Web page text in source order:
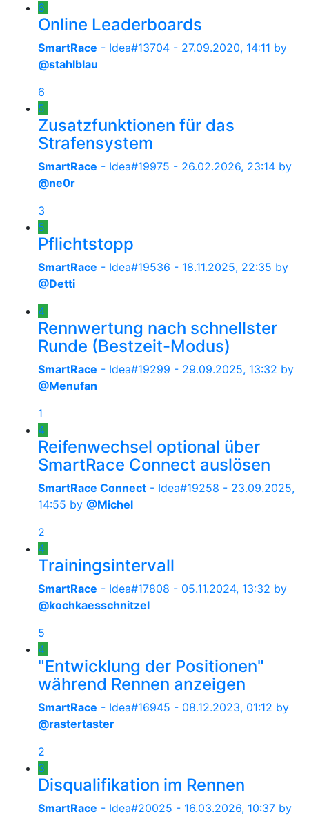
6
Online Leaderboards
SmartRace - Idea#13704 - 27.09.2020, 14:11 by
@stahlblau
6
5
Zusatzfunktionen für das
Strafensystem
SmartRace - Idea#19975 - 26.02.2026, 23:14 by
@ne0r
3
5
Pflichtstopp
SmartRace - Idea#19536 - 18.11.2025, 22:35 by
@Detti
4
Rennwertung nach schnellster
Runde (Bestzeit-Modus)
SmartRace - Idea#19299 - 29.09.2025, 13:32 by
@Menufan
1
4
Reifenwechsel optional über
SmartRace Connect auslösen
SmartRace Connect - Idea#19258 - 23.09.2025,
14:55 by @Michel
2
4
Trainingsintervall
SmartRace - Idea#17808 - 05.11.2024, 13:32 by
@kochkaesschnitzel
5
4
"Entwicklung der Positionen"
während Rennen anzeigen
SmartRace - Idea#16945 - 08.12.2023, 01:12 by
@rastertaster
2
3
Disqualifikation im Rennen
SmartRace - Idea#20025 - 16.03.2026, 10:37 by